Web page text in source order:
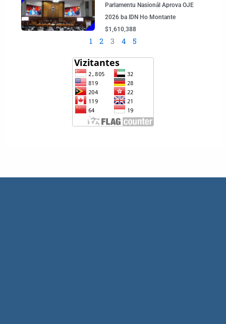
Parlamentu Nasionál Aprova OJE
2026 ba IDN Ho Montante
$1,610,388
1 2 3 4 5